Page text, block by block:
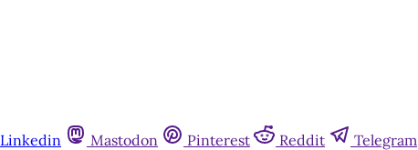
Linkedin Mastodon Pinterest Reddit Telegram